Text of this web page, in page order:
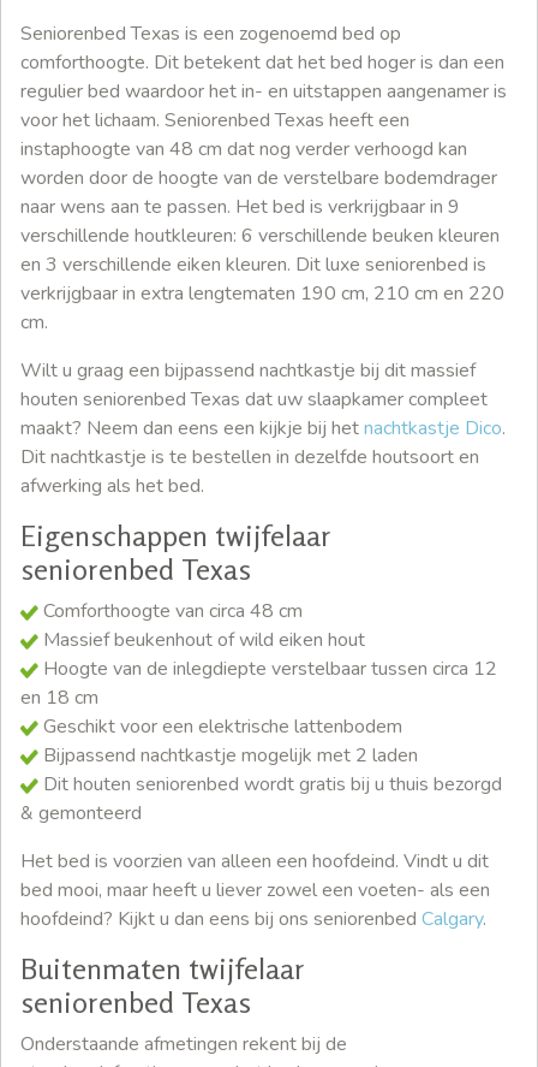
Seniorenbed Texas is een zogenoemd bed op
comforthoogte. Dit betekent dat het bed hoger is dan een
regulier bed waardoor het in- en uitstappen aangenamer is
voor het lichaam. Seniorenbed Texas heeft een
instaphoogte van 48 cm dat nog verder verhoogd kan
worden door de hoogte van de verstelbare bodemdrager
naar wens aan te passen. Het bed is verkrijgbaar in 9
verschillende houtkleuren: 6 verschillende beuken kleuren
en 3 verschillende eiken kleuren. Dit luxe seniorenbed is
verkrijgbaar in extra lengtematen 190 cm, 210 cm en 220
cm.
Wilt u graag een bijpassend nachtkastje bij dit massief
houten seniorenbed Texas dat uw slaapkamer compleet
maakt? Neem dan eens een kijkje bij hetnachtkastje Dico.
Dit nachtkastje is te bestellen in dezelfde houtsoort en
afwerking als het bed.
Eigenschappen twijfelaar
seniorenbed Texas
Comforthoogte van circa 48 cm
Massief beukenhout of wild eiken hout
Hoogte van de inlegdiepte verstelbaar tussen circa 12
en 18 cm
Geschikt voor een elektrische lattenbodem
Bijpassend nachtkastje mogelijk met 2 laden
Dit houten seniorenbed wordt gratis bij u thuis bezorgd
& gemonteerd
Het bed is voorzien van alleen een hoofdeind. Vindt u dit
bed mooi, maar heeft u liever zowel een voeten- als een
hoofdeind? Kijkt u dan eens bij ons seniorenbed Calgary.
Buitenmaten twijfelaar
seniorenbed Texas
Onderstaande afmetingen rekent bij de